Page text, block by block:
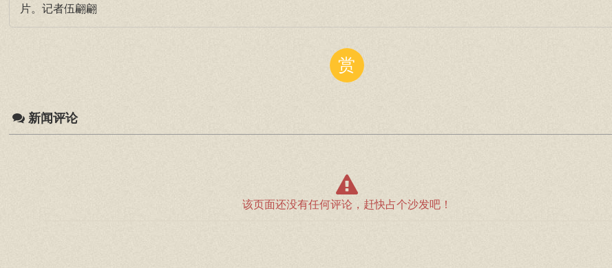
片。记者伍翩翩
赏
新闻评论
该页面还没有任何评论，赶快占个沙发吧！